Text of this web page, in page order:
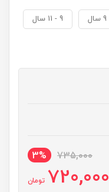
9 - 11 سال
735,000
3%
720,000 تومان